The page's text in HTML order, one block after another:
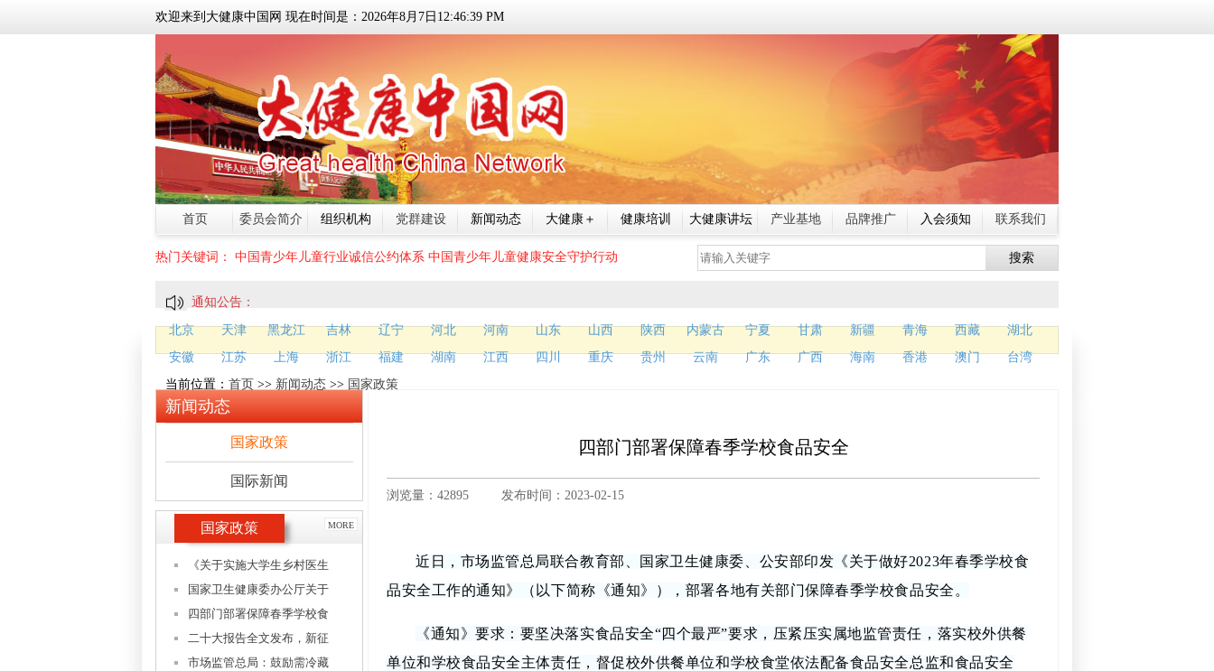
欢迎来到大健康中国网 现在时间是： 2026年8月 7 日 12:46:40 PM
首页 委员会简介 组织机构 党群建设 新闻动态 大健康＋ 健康培训 大健康讲坛 产业基地 品牌推广 入会须知 联系我们
热门关键词： 中国青少年儿童行业诚信公约体系 中国青少年儿童健康安全守护行动 搜索
通知公告：
北京 天津 黑龙江 吉林 辽宁 河北 河南 山东 山西 陕西 内蒙古 宁夏 甘肃 新疆 青海 西藏
湖北
安徽
江苏 上海 浙江 福建 湖南 江西 四川 重庆 贵州 云南 广东 广西 海南 香港 澳门
台湾
当前位置： 首页 >> 新闻动态 >> 国家政策
四部门部署保障春季学校食品安全
浏览量：42895 发布时间：2023-02-15
近日，市场监管总局联合教育部、国家卫生健康委、公安部印发《关于做好2023年春季学校食
品安全工作的通知》（以下简称《通知》），部署各地有关部门保障春季学校食品安全。
《通知》要求：要坚决落实食品安全“四个最严”要求，压紧压实属地监管责任，落实校外供餐
单位和学校食品安全主体责任，督促校外供餐单位和学校食堂依法配备食品安全总监和食品安全
新闻动态
国家政策
国际新闻
国家政策 MORE
《关于实施大学生乡村医生
国家卫生健康委办公厅关于
四部门部署保障春季学校食
二十大报告全文发布，新征
市场监管总局：鼓励需冷藏